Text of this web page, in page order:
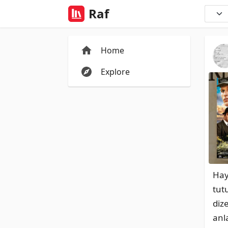
Raf
Home
Explore